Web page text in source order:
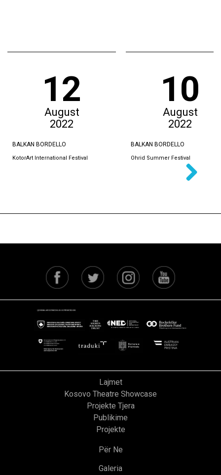
12
August
2022
BALKAN BORDELLO
KotorArt International Festival
10
August
2022
BALKAN BORDELLO
Ohrid Summer Festival
Lajmet
Kosovo Theatre Showcase
Projekte Tjera
Publikime
Projekte
Për Ne
Galeria